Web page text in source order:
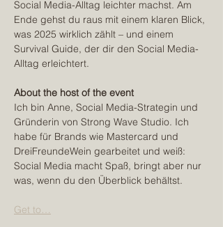
Social Media-Alltag leichter machst. Am
Ende gehst du raus mit einem klaren Blick,
was 2025 wirklich zählt – und einem
Survival Guide, der dir den Social Media-
Alltag erleichtert.
About the host of the event
Ich bin Anne, Social Media-Strategin und
Gründerin von Strong Wave Studio. Ich
habe für Brands wie Mastercard und
DreiFreundeWein gearbeitet und weiß:
Social Media macht Spaß, bringt aber nur
was, wenn du den Überblick behältst.
Get to…